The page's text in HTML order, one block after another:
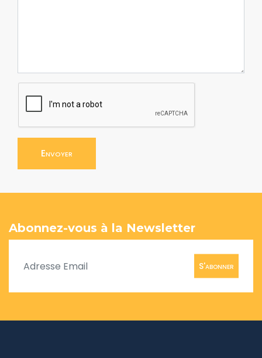
Envoyer
Abonnez-vous à la Newsletter
S'abonner